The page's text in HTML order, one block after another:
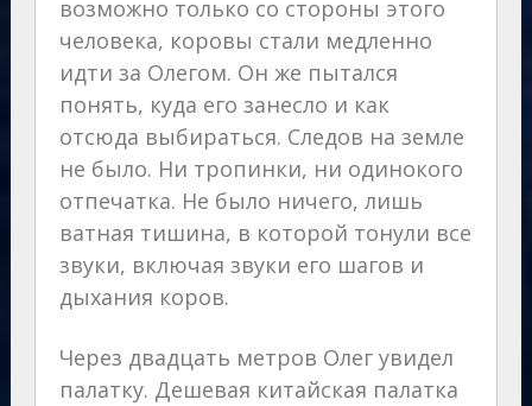
возможно только со стороны этого
человека, коровы стали медленно
идти за Олегом. Он же пытался
понять, куда его занесло и как
отсюда выбираться. Следов на земле
не было. Ни тропинки, ни одинокого
отпечатка. Не было ничего, лишь
ватная тишина, в которой тонули все
звуки, включая звуки его шагов и
дыхания коров.
Через двадцать метров Олег увидел
палатку. Дешевая китайская палатка